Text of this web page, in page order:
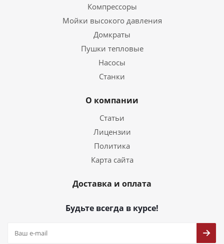
Компрессоры
Мойки высокого давления
Домкраты
Пушки тепловые
Насосы
Станки
О компании
Статьи
Лицензии
Политика
Карта сайта
Доставка и оплата
Будьте всегда в курсе!